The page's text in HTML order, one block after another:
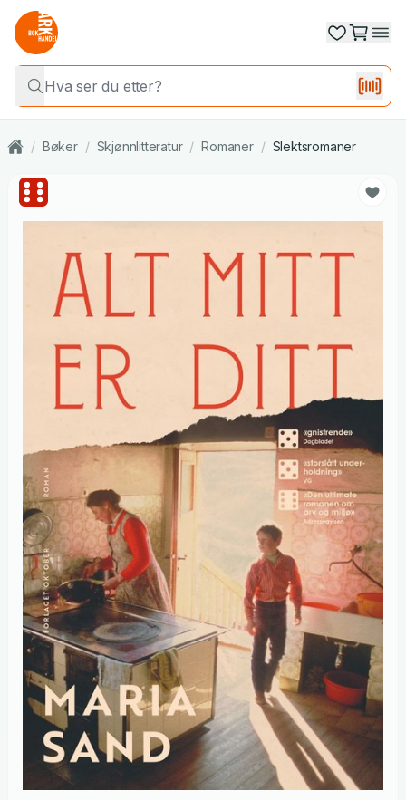
/ Bøker / Skjønnlitteratur / Romaner / Slektsromaner